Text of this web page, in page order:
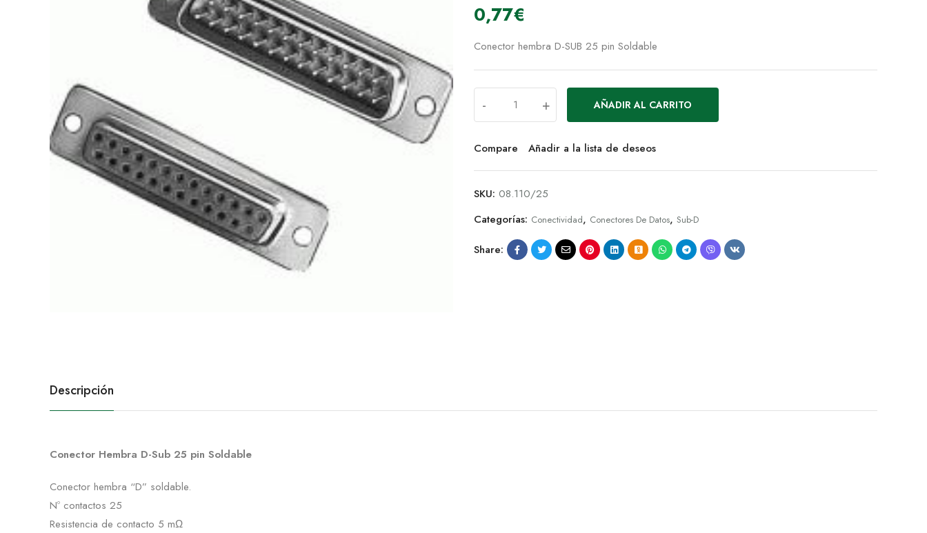
0,77€
Conector hembra D-SUB 25 pin Soldable
- + AÑADIR AL CARRITO
Compare Añadir a la lista de deseos
SKU: 08.110/25
Categorías: Conectividad, Conectores De Datos, Sub-D
Share:
Descripción
Conector Hembra D-Sub 25 pin Soldable
Conector hembra “D” soldable.
Nº contactos 25
Resistencia de contacto 5 mΩ